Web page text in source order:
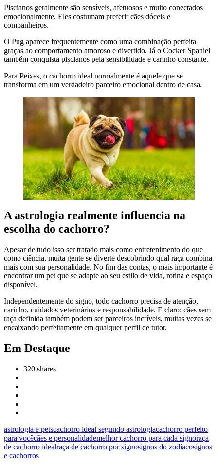
Piscianos geralmente são sensíveis, afetuosos e muito conectados
emocionalmente. Eles costumam preferir cães dóceis e
companheiros.
O Pug aparece frequentemente como uma combinação perfeita
graças ao comportamento amoroso e divertido. Já o Cocker Spaniel
também conquista piscianos pela sensibilidade e carinho constante.
Para Peixes, o cachorro ideal normalmente é aquele que se
transforma em um verdadeiro parceiro emocional dentro de casa.
A astrologia realmente influencia na
escolha do cachorro?
Apesar de tudo isso ser tratado mais como entretenimento do que
como ciência, muita gente se diverte descobrindo qual raça combina
mais com sua personalidade. No fim das contas, o mais importante é
encontrar um pet que se adapte ao seu estilo de vida, rotina e espaço
disponível.
Independentemente do signo, todo cachorro precisa de atenção,
carinho, cuidados veterinários e responsabilidade. E claro: cães sem
raça definida também podem ser parceiros incríveis, muitas vezes se
encaixando perfeitamente em qualquer perfil de tutor.
Em Destaque
320 shares
astrologia e petscachorro ideal segundo astrologiacachorro perfeito
para vocêcães e personalidademelhor cachorro para cada signoraça
de cachorro idealraça de cachorro por signosignos do zodíacosignos
e cachorros